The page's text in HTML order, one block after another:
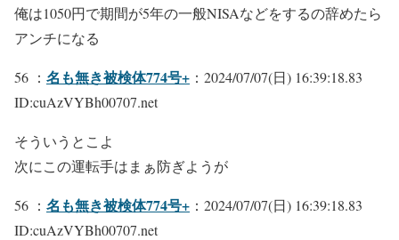
俺は1050円で期間が5年の一般NISAなどをするの辞めたら
アンチになる
56 ： 名も無き被検体774号+ ：2024/07/07(日) 16:39:18.83
ID:cuAzVYBh00707.net
そういうとこよ
次にこの運転手はまぁ防ぎようが
56 ： 名も無き被検体774号+ ：2024/07/07(日) 16:39:18.83
ID:cuAzVYBh00707.net